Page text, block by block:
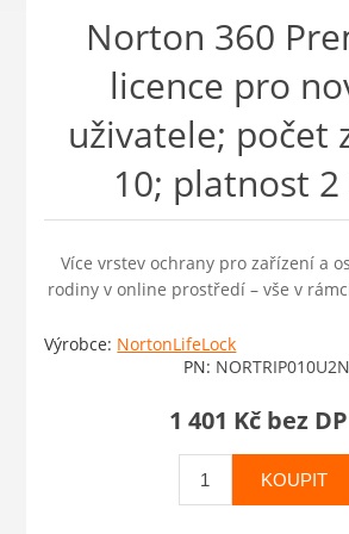
Norton 360
licence pro
uživatele; počet
10; platnost
Více vrstev ochrany pro zařízení a
rodiny v online prostředí – vše v
Výrobce: NortonLifeLock
PN: NORTRIP010U2N
1 401 Kč bez
KOUPIT